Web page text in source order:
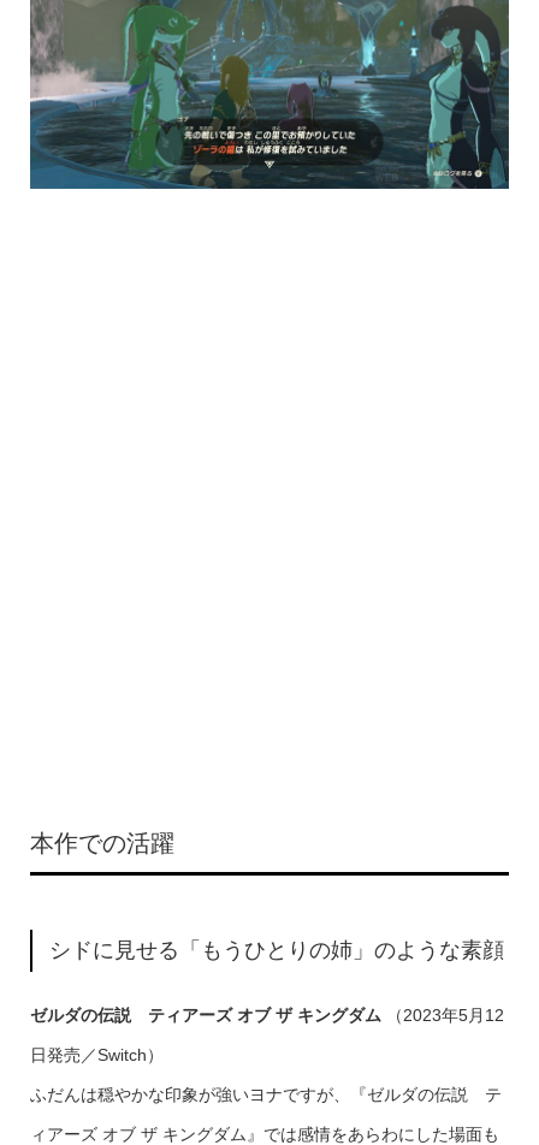
本作での活躍
シドに見せる「もうひとりの姉」のような素顔
ゼルダの伝説 ティアーズ オブ ザ キングダム （2023年5月12
日発売／Switch）
ふだんは穏やかな印象が強いヨナですが、『ゼルダの伝説 テ
ィアーズ オブ ザ キングダム』では感情をあらわにした場面も